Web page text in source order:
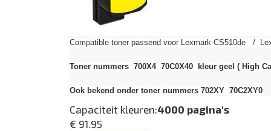
Compatible toner passend voor Lexmark CS510de /
Toner nummers 700X4 70C0X40 kleur geel ( High
Ook bekend onder toner nummers 702XY 70C2XY0
Capaciteit kleuren:4000 pagina's
€ 91.95